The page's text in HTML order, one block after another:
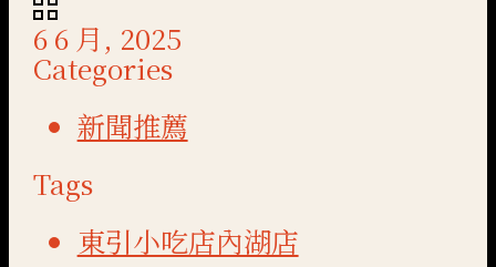
6 6 月, 2025
Categories
新聞推薦
Tags
東引小吃店內湖店